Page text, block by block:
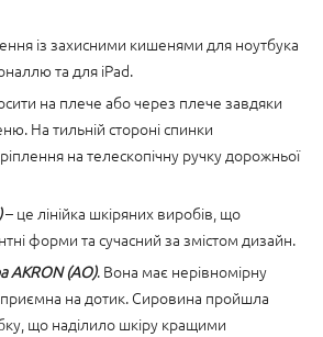
із захисними кишенями для ноутбука
та для iPad.
на плече або через плече завдяки
На тильній стороні спинки
на телескопічну ручку дорожньої
– це лінійка шкіряних виробів, що
форми та сучасний за змістом дизайн.
AKRON (AO). Вона має нерівномірну
приємна на дотик. Сировина пройшла
що наділило шкіру кращими